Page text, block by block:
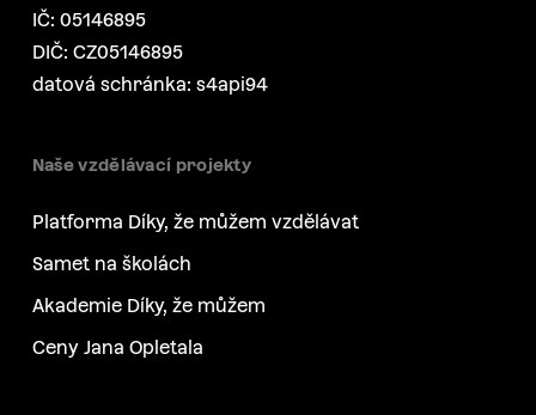
IČ: 05146895
DIČ: CZ05146895
datová schránka: s4api94
Naše vzdělávací projekty
Platforma Díky, že můžem vzdělávat
Samet na školách
Akademie Díky, že můžem
Ceny Jana Opletala